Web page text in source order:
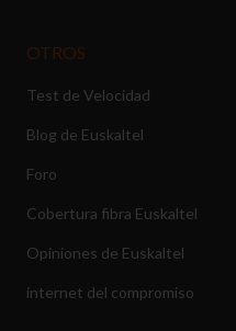
OTROS
Test de Velocidad
Blog de Euskaltel
Foro
Cobertura fibra Euskaltel
Opiniones de Euskaltel
internet del compromiso